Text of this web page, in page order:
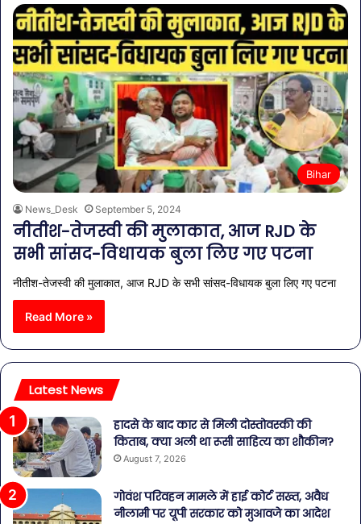
Bihar
News_Desk September 5, 2024
नीतीश-तेजस्वी की मुलाकात, आज RJD के
सभी सांसद-विधायक बुला लिए गए पटना
नीतीश-तेजस्वी की मुलाकात, आज RJD के सभी सांसद-विधायक बुला लिए गए पटना
Read More »
Latest News
हादसे के बाद कार से मिली दोस्तोवस्की की
किताब, क्या अली था रूसी साहित्य का शौकीन?
August 7, 2026
गोवंश परिवहन मामले में हाई कोर्ट सख्त, अवैध
नीलामी पर यूपी सरकार को मुआवजे का आदेश